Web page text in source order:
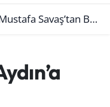
Bakan Yumaklı’ya ziyaret
Fikstür